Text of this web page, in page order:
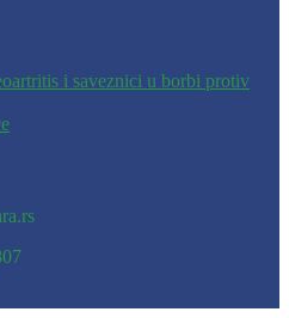
i saveznici u borbi protiv